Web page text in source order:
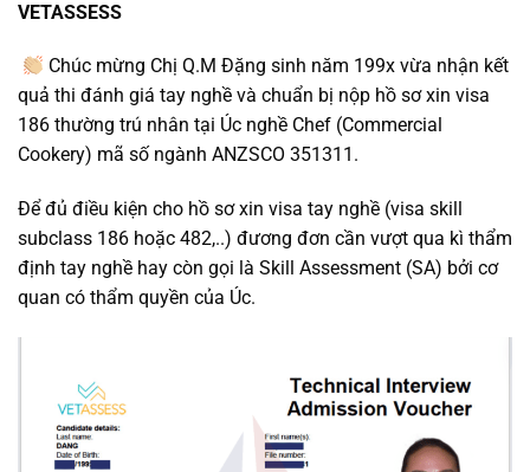
VETASSESS
Chúc mừng Chị Q.M Đặng sinh năm 199x vừa nhận kết
quả thi đánh giá tay nghề và chuẩn bị nộp hồ sơ xin visa
186 thường trú nhân tại Úc nghề Chef (Commercial
Cookery) mã số ngành ANZSCO 351311.
Để đủ điều kiện cho hồ sơ xin visa tay nghề (visa skill
subclass 186 hoặc 482,..) đương đơn cần vượt qua kì thẩm
định tay nghề hay còn gọi là Skill Assessment (SA) bởi cơ
quan có thẩm quyền của Úc.